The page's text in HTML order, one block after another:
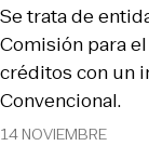
14 NOVIEMBRE
Se trata de
Comisión para
créditos con un
Convencional.